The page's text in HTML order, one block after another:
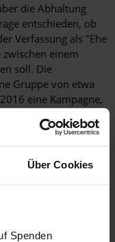
Über Cookies
Spenden
die Abhaltung
entschieden, ob
Verfassung als "Ehe
einem
soll. Die
Gruppe von etwa
eine Kampagne,
das die rechtliche
geprüft. Das
Europäischen Union
auf Freizügigkeit